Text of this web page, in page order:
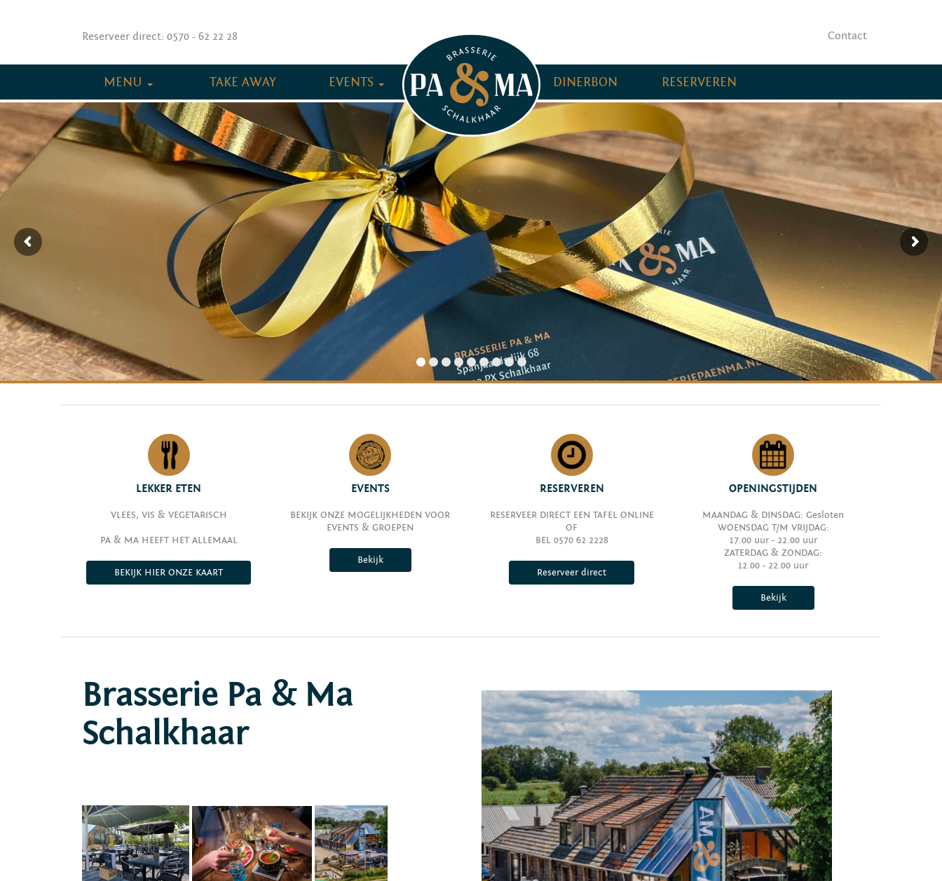
Reserveer direct: 0570 - 62 22 28 Contact
MENU TAKE AWAY EVENTS PA & MA DINERBON RESERVEREN
LEKKER ETEN
VLEES, VIS & VEGETARISCH
PA & MA HEEFT HET ALLEMAAL
BEKIJK HIER ONZE KAART
EVENTS
BEKIJK ONZE MOGELIJKHEDEN VOOR
EVENTS & GROEPEN
Bekijk
RESERVEREN
RESERVEER DIRECT EEN TAFEL ONLINE
OF
BEL 0570 62 2228
Reserveer direct
OPENINGSTIJDEN
MAANDAG & DINSDAG: Gesloten
WOENSDAG T/M VRIJDAG:
17.00 uur - 22.00 uur
ZATERDAG & ZONDAG:
12.00 - 22.00 uur
Bekijk
Brasserie Pa & Ma
Schalkhaar